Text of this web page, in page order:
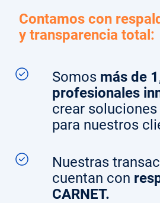
Contamos con
y transparencia total:
Somos más de
profesionales
crear
para nuestros
Nuestras
cuentan con
CARNET.